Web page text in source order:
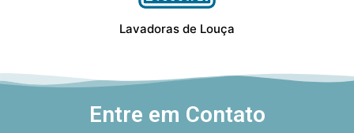
Lavadoras de Louça
Entre em Contato